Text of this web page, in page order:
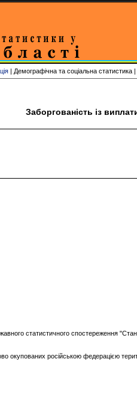
| Демографічна та соціальна статистика
Заборгованість із
статистичного спостереження
окупованих російською федерацією